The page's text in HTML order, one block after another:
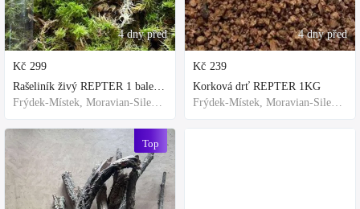
4 dny před
Kč 299
Rašeliník živý REPTER 1 balení - násada, TOP kvalita 30cm-30cm-8cm
Frýdek-Místek, Moravian-Silesian Region,Others
Top
4 dny před
Kč 239
Korková drť REPTER 1KG
Frýdek-Místek, Moravian-Silesian Region,Others